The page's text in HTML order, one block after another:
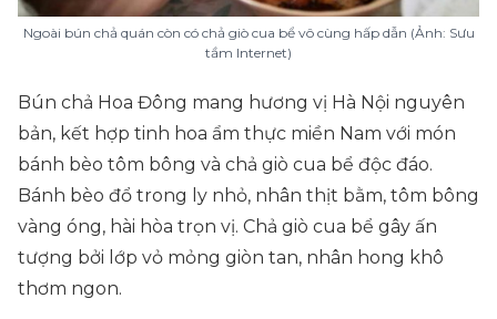
Ngoài bún chả quán còn có chả giò cua bể vô cùng hấp dẫn (Ảnh: Sưu
tầm Internet)
Bún chả Hoa Đông mang hương vị Hà Nội nguyên
bản, kết hợp tinh hoa ẩm thực miền Nam với món
bánh bèo tôm bông và chả giò cua bể độc đáo.
Bánh bèo đổ trong ly nhỏ, nhân thịt bằm, tôm bông
vàng óng, hài hòa trọn vị. Chả giò cua bể gây ấn
tượng bởi lớp vỏ mỏng giòn tan, nhân hong khô
thơm ngon.